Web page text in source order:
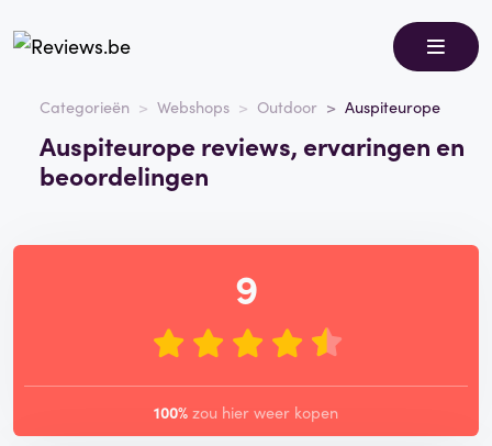
Categorieën Webshops Outdoor Auspiteurope
Auspiteurope reviews, ervaringen en
beoordelingen
9
100% zou hier weer kopen